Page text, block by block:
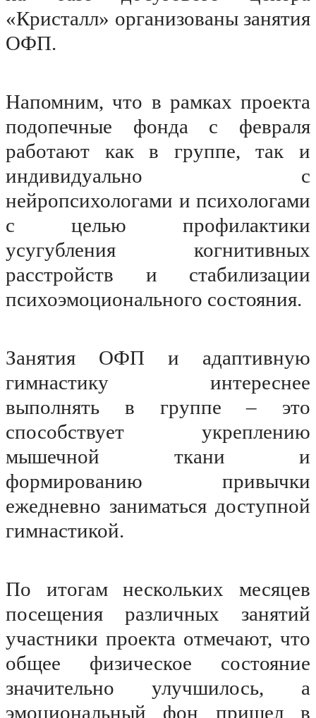
«Кристалл» организованы занятия
ОФП.
Напомним, что в рамках проекта
подопечные фонда с февраля
работают как в группе, так и
индивидуально с
нейропсихологами и психологами
с целью профилактики
усугубления когнитивных
расстройств и стабилизации
психоэмоционального состояния.
Занятия ОФП и адаптивную
гимнастику интереснее
выполнять в группе – это
способствует укреплению
мышечной ткани и
формированию привычки
ежедневно заниматься доступной
гимнастикой.
По итогам нескольких месяцев
посещения различных занятий
участники проекта отмечают, что
общее физическое состояние
значительно улучшилось, а
эмоциональный фон пришел в